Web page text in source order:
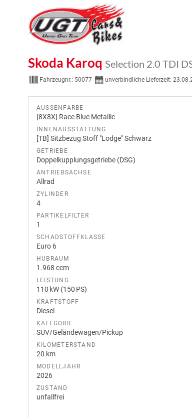
Skoda Karoq Selection 2.0 TDI
Fahrzeugnr.: 50077 unverbindliche Lieferzeit:
AUSSENFARBE
[8X8X] Race Blue Metallic
INNENAUSSTATTUNG
[TB] Sitzbezug Stoff "Lodge" Schwarz
GETRIEBE
Doppelkupplungsgetriebe (DSG)
ANTRIEBSACHSE
Allrad
ZYLINDER
4
PARTIKELFILTER
1
SCHADSTOFFKLASSE
Euro 6
HUBRAUM
1.968 ccm
LEISTUNG
110 kW (150 PS)
KRAFTSTOFF
Diesel
KATEGORIE
SUV/Geländewagen/Pickup
KILOMETERSTAND
20 km
MODELLJAHR
2026
ZUSTAND
unfallfrei